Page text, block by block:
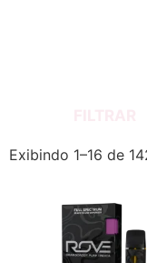
Exibindo 1–16 de